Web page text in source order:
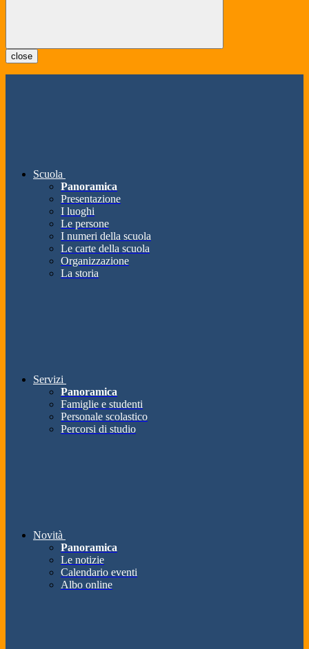
close
Scuola
Panoramica
Presentazione
I luoghi
Le persone
I numeri della scuola
Le carte della scuola
Organizzazione
La storia
Servizi
Panoramica
Famiglie e studenti
Personale scolastico
Percorsi di studio
Novità
Panoramica
Le notizie
Calendario eventi
Albo online